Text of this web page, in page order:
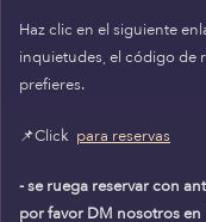
Haz clic en el siguiente
inquietudes, el código de
prefieres.
📌Click para reservas
- se ruega reservar con
por favor DM nosotros en